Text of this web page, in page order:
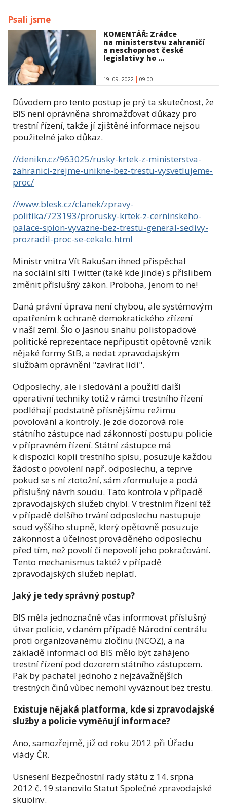
Psali jsme
KOMENTÁŘ: Zrádce
na ministerstvu zahraničí
a neschopnost české
legislativy ho ...
19. 09. 2022 09:00
Důvodem pro tento postup je prý ta skutečnost, že
BIS není oprávněna shromažďovat důkazy pro
trestní řízení, takže jí zjištěné informace nejsou
použitelné jako důkaz.
//denikn.cz/963025/rusky-krtek-z-ministerstva-
zahranici-zrejme-unikne-bez-trestu-vysvetlujeme-
proc/
//www.blesk.cz/clanek/zpravy-
politika/723193/prorusky-krtek-z-cerninskeho-
palace-spion-vyvazne-bez-trestu-general-sedivy-
prozradil-proc-se-cekalo.html
Ministr vnitra Vít Rakušan ihned přispěchal
na sociální síti Twitter (také kde jinde) s příslibem
změnit příslušný zákon. Proboha, jenom to ne!
Daná právní úprava není chybou, ale systémovým
opatřením k ochraně demokratického zřízení
v naší zemi. Šlo o jasnou snahu polistopadové
politické reprezentace nepřipustit opětovně vznik
nějaké formy StB, a nedat zpravodajským
službám oprávnění "zavírat lidi".
Odposlechy, ale i sledování a použití další
operativní techniky totiž v rámci trestního řízení
podléhají podstatně přísnějšímu režimu
povolování a kontroly. Je zde dozorová role
státního zástupce nad zákonností postupu policie
v přípravném řízení. Státní zástupce má
k dispozici kopii trestního spisu, posuzuje každou
žádost o povolení např. odposlechu, a teprve
pokud se s ní ztotožní, sám zformuluje a podá
příslušný návrh soudu. Tato kontrola v případě
zpravodajských služeb chybí. V trestním řízení též
v případě delšího trvání odposlechu nastupuje
soud vyššího stupně, který opětovně posuzuje
zákonnost a účelnost prováděného odposlechu
před tím, než povolí či nepovolí jeho pokračování.
Tento mechanismus taktéž v případě
zpravodajských služeb neplatí.
Jaký je tedy správný postup?
BIS měla jednoznačně včas informovat příslušný
útvar policie, v daném případě Národní centrálu
proti organizovanému zločinu (NCOZ), a na
základě informací od BIS mělo být zahájeno
trestní řízení pod dozorem státního zástupcem.
Pak by pachatel jednoho z nejzávažnějších
trestných činů vůbec nemohl vyváznout bez trestu.
Existuje nějaká platforma, kde si zpravodajské
služby a policie vyměňují informace?
Ano, samozřejmě, již od roku 2012 při Úřadu
vlády ČR.
Usnesení Bezpečnostní rady státu z 14. srpna
2012 č. 19 stanovilo Statut Společné zpravodajské
skupiny.